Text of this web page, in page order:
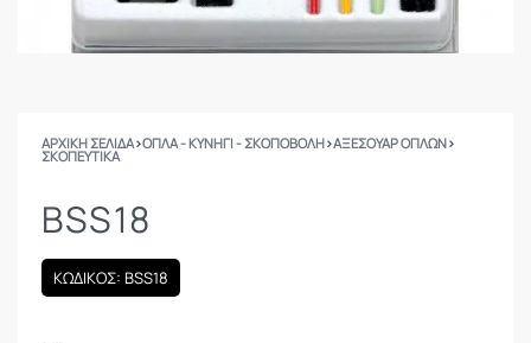
ΑΡΧΙΚΉ ΣΕΛΊΔΑ›ΟΠΛΑ - ΚΥΝΗΓΙ - ΣΚΟΠΟΒΟΛΗ›ΑΞΕΣΟΥΑΡ ΟΠΛΩΝ›
ΣΚΟΠΕΥΤΙΚΆ
BSS18
ΚΩΔΙΚΟΣ: BSS18